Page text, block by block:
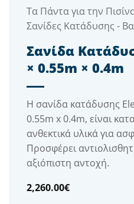
Τα Πάντα για την
Σανίδες Κατάδυσης -
Σανίδα
× 0.55m × 0.4m
Η σανίδα κατάδυσης
0.55m x 0.4m, είναι
ανθεκτικά υλικά για
Προσφέρει
αξιόπιστη αντοχή.
2,260.00€